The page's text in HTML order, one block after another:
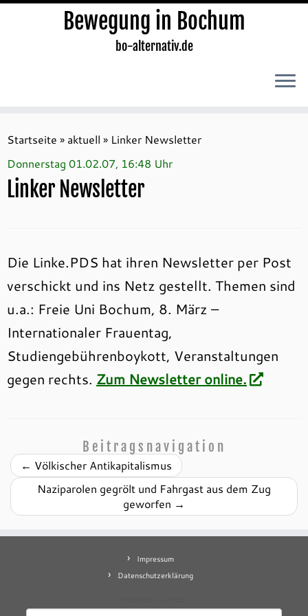
Inhalt
springen
Bewegung in Bochum
bo-alternativ.de
Startseite » aktuell » Linker Newsletter
Donnerstag 01.02.07, 16:48 Uhr
Linker Newsletter
Die Linke.PDS hat ihren Newsletter per Post
verschickt und ins Netz gestellt. Themen sind
u.a.: Freie Uni Bochum, 8. März –
Internationaler Frauentag,
Studiengebührenboykott, Veranstaltungen
gegen rechts. Zum Newsletter online.
Beitragsnavigation
← Völkischer Antikapitalismus
Naziparolen gegrölt und Fahrgast aus dem Zug
geworfen →
Impressum
Datenschutzerklärung